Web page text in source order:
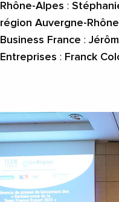
Rhône-Alpes :
région Auvergne-
Business France :
Entreprises : Franck